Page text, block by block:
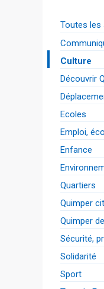
Toutes les
Culture
Découvrir
Ecoles
Emploi,
Enfance
Quartiers
Quimper
Quimper
Sécurité,
Solidarité
Sport